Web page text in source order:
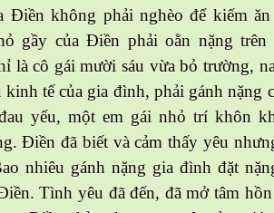
Điền không phải nghèo để kiếm
gầy của Điền phải oằn nặng
là cô gái mười sáu vừa bỏ trường,
kinh tế của gia đình, phải gánh nặng
yếu, một em gái nhỏ trí khôn
Điền đã biết và cảm thấy yêu
nhiêu gánh nặng gia đình đặt
Tình yêu đã đến, đã mở tâm